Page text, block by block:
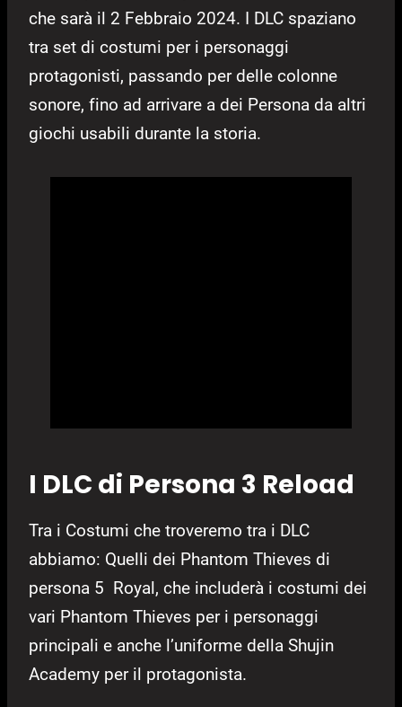
che sarà il 2 Febbraio 2024. I DLC spaziano
tra set di costumi per i personaggi
protagonisti, passando per delle colonne
sonore, fino ad arrivare a dei Persona da altri
giochi usabili durante la storia.
I DLC di Persona 3 Reload
Tra i Costumi che troveremo tra i DLC
abbiamo: Quelli dei Phantom Thieves di
persona 5 Royal, che includerà i costumi dei
vari Phantom Thieves per i personaggi
principali e anche l’uniforme della Shujin
Academy per il protagonista.